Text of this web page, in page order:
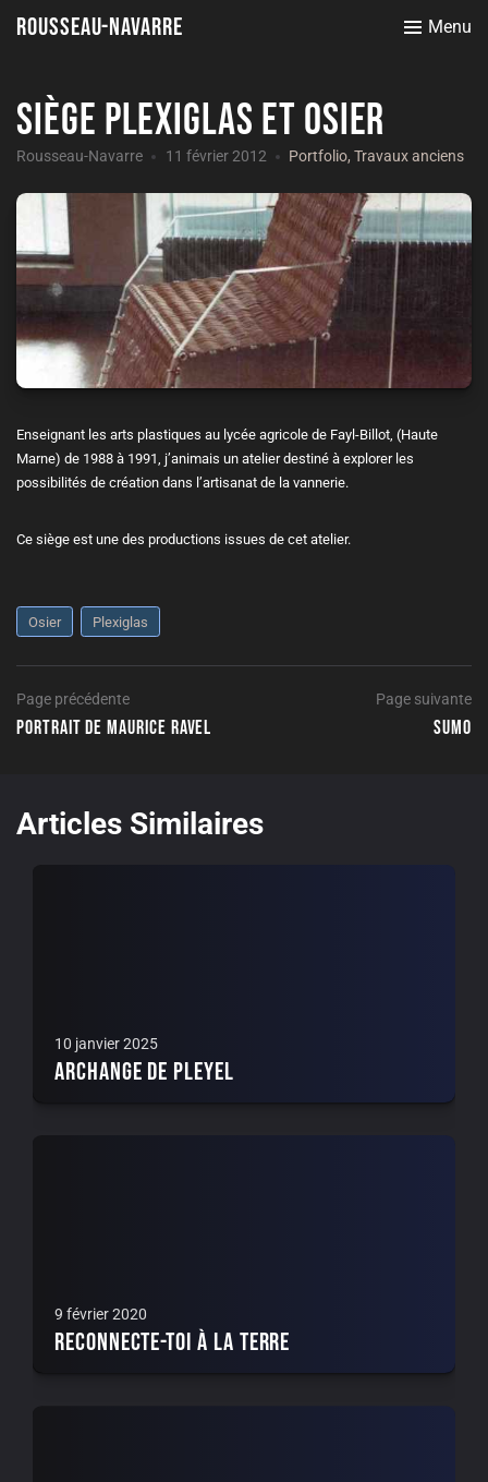
Rousseau-Navarre Menu
Siège plexiglas et osier
Rousseau-Navarre 11 février 2012 Portfolio, Travaux anciens
Enseignant les arts plastiques au lycée agricole de Fayl-Billot, (Haute
Marne) de 1988 à 1991, j’animais un atelier destiné à explorer les
possibilités de création dans l’artisanat de la vannerie.
Ce siège est une des productions issues de cet atelier.
Osier Plexiglas
Navigation
de
Page précédentePage
précédente
Portrait de Maurice Ravel
Page suivante
Sumo
Articles Similaires
10 janvier 2025
Archange de Pleyel
9 février 2020
Reconnecte-toi à la terre